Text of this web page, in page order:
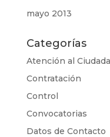
mayo 2013
Categorías
Atención al
Contratación
Control
Convocatorias
Datos de Contacto